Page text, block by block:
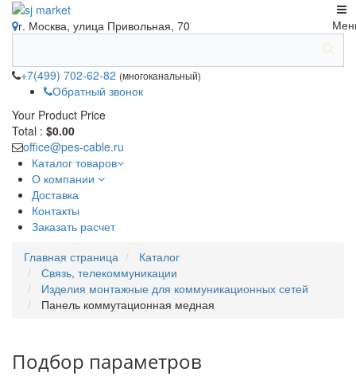
г. Москва, улица Привольная, 70
+7(499) 702-62-82 (многоканальный)
Обратный звонок
Your Product Price
Total : $0.00
office@pes-cable.ru
Каталог товаров
О компании
Доставка
Контакты
Заказать расчет
Главная страница
Каталог
Связь, телекоммуникации
Изделия монтажные для коммуникационных сетей
Панель коммутационная медная
Подбор параметров